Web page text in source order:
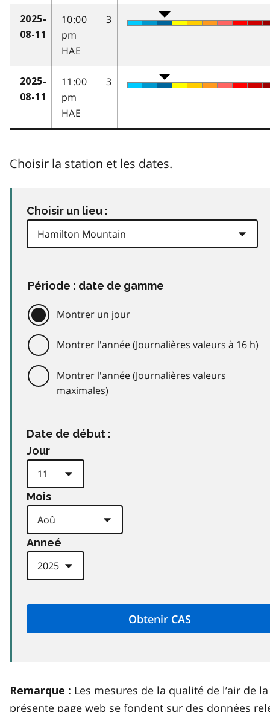
2025-
08-11
10:00
pm
HAE
3
2025-
08-11
11:00
pm
HAE
3
Choisir la station et les dates.
Choisir un lieu :
Période : date de gamme
Montrer un jour
Montrer l'année (Journalières valeurs à 16 h)
Montrer l'année (Journalières valeurs
maximales)
Date de début :
Jour
Mois
Anneé
Remarque : Les mesures de la qualité de l’air de la
présente page web se fondent sur des données